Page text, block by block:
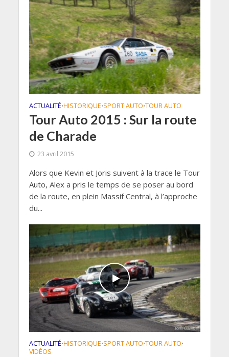
ACTUALITÉ•HISTORIQUE•SPORT AUTO•TOUR AUTO
Tour Auto 2015 : Sur la route
de Charade
23 avril 2015
Alors que Kevin et Joris suivent à la trace le Tour
Auto, Alex a pris le temps de se poser au bord
de la route, en plein Massif Central, à l’approche
du...
ACTUALITÉ•HISTORIQUE•SPORT AUTO•TOUR AUTO•
VIDÉOS